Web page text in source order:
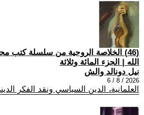
(46) الخلاصة الروحية من سلسلة كتب
الله | الجزء المائة وثلاثة
نيل دونالد والش
2026 / 8 / 6
العلمانية، الدين السياسي ونقد الفكر